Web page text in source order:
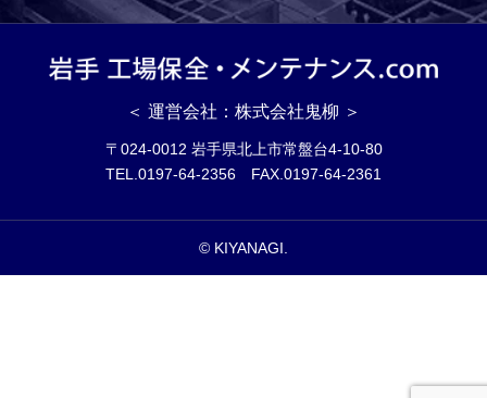
＜ 運営会社：株式会社鬼柳 ＞
〒024-0012 岩手県北上市常盤台4-10-80
TEL.0197-64-2356 FAX.0197-64-2361
© KIYANAGI.